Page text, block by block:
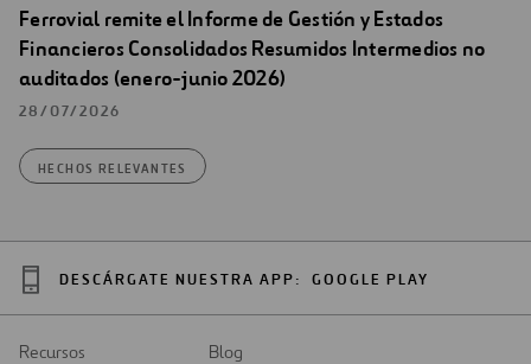
Ferrovial remite el Informe de Gestión y Estados
Financieros Consolidados Resumidos Intermedios no
auditados (enero-junio 2026)
28/07/2026
HECHOS RELEVANTES
DESCÁRGATE NUESTRA APP: GOOGLE PLAY
Recursos
Blog